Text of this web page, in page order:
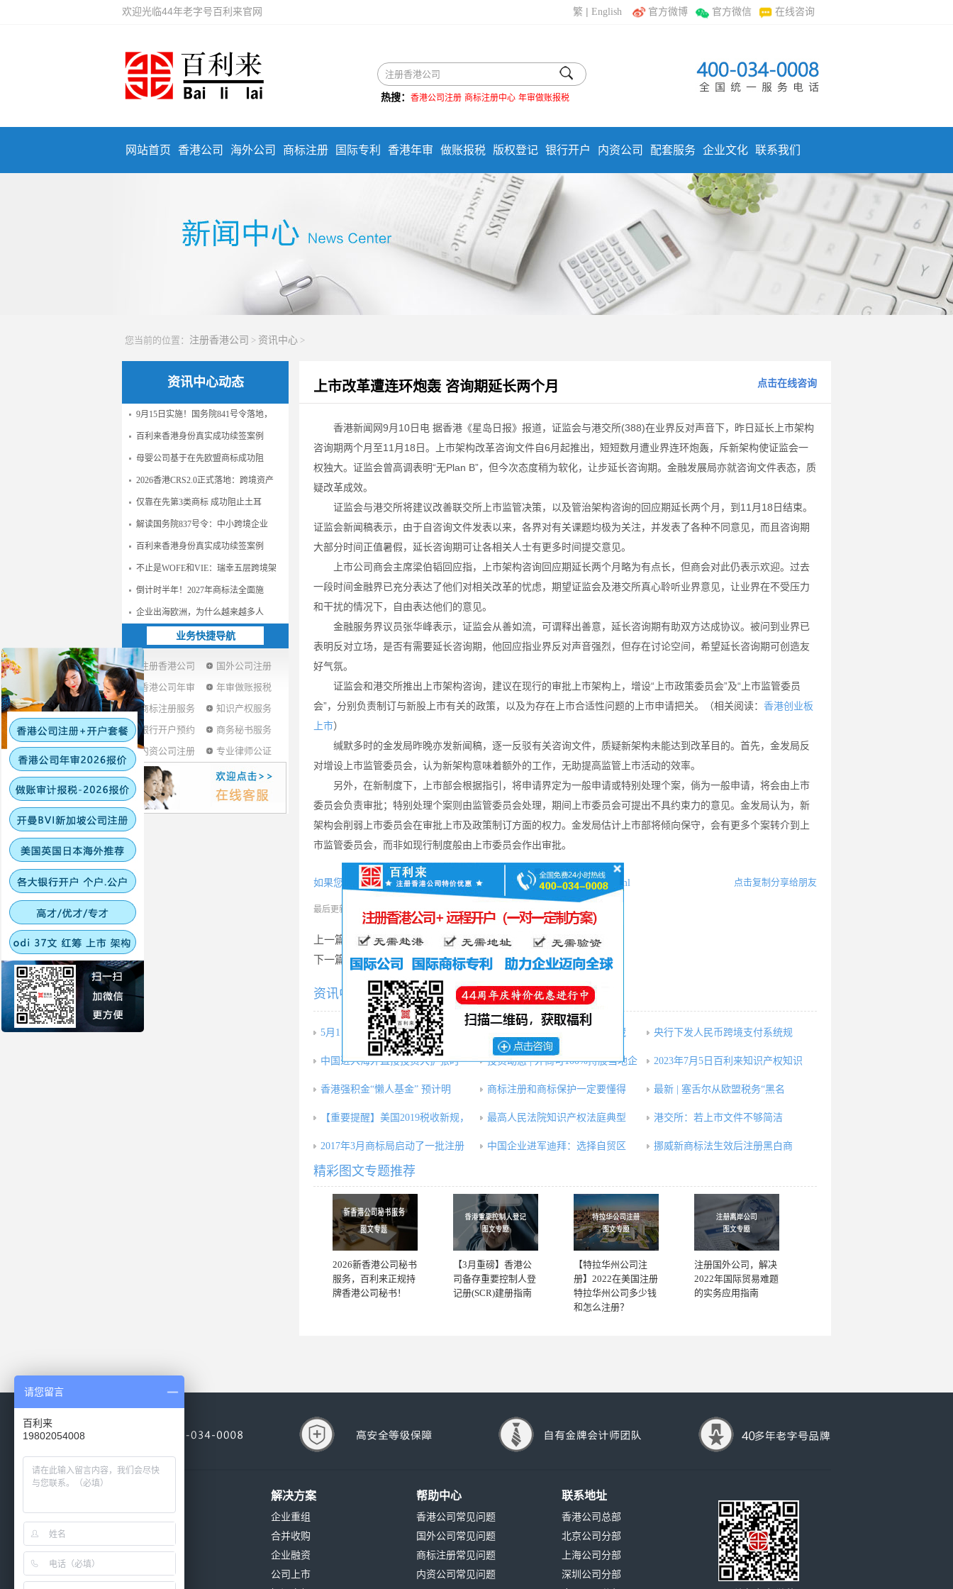
欢迎光临44年老字号百利来官网 繁 |English 官方微博 官方微信 在线咨询
热搜： 香港公司注册 商标注册中心 年审做账报税
网站首页 香港公司 海外公司 商标注册 国际专利 香港年审 做账报税 版权登记 银行开户 内资公司 配套服务 企业文化 联系我们
您当前的位置： 注册香港公司 > 资讯中心 >
资讯中心动态
9月15日实施！国务院841号令落地，
百利来香港身份真实成功续签案例
母婴公司基于在先欧盟商标成功阻
2026香港CRS2.0正式落地：跨境资产
仅靠在先第3类商标 成功阻止土耳
解读国务院837号令：中小跨境企业
百利来香港身份真实成功续签案例
不止是WOFE和VIE：瑞幸五层跨境架
倒计时半年！2027年商标法全面施
企业出海欧洲，为什么越来越多人
业务快捷导航
注册香港公司
国外公司注册
香港公司年审
年审做账报税
商标注册服务
知识产权服务
银行开户预约
商务秘书服务
内资公司注册
专业律师公证
上市改革遭连环炮轰 咨询期延长两个月 点击在线咨询
香港新闻网9月10日电 据香港《星岛日报》报道，证监会与港交所(388)在业界反对声音下，昨日延长上市架构
咨询期两个月至11月18日。上市架构改革咨询文件自6月起推出，短短数月遭业界连环炮轰，斥新架构使证监会一
权独大。证监会曾高调表明“无Plan B”，但今次态度稍为软化，让步延长咨询期。金融发展局亦就咨询文件表态，质
疑改革成效。
证监会与港交所将建议改善联交所上市监管决策，以及管治架构咨询的回应期延长两个月，到11月18日结束。
证监会新闻稿表示，由于自咨询文件发表以来，各界对有关课题均极为关注，并发表了各种不同意见，而且咨询期
大部分时间正值暑假，延长咨询期可让各相关人士有更多时间提交意见。
上市公司商会主席梁伯韬回应指，上市架构咨询回应期延长两个月略为有点长，但商会对此仍表示欢迎。过去
一段时间金融界已充分表达了他们对相关改革的忧虑，期望证监会及港交所真心聆听业界意见，让业界在不受压力
和干扰的情况下，自由表达他们的意见。
金融服务界议员张华峰表示，证监会从善如流，可谓释出善意，延长咨询期有助双方达成协议。被问到业界已
表明反对立场，是否有需要延长咨询期，他回应指业界反对声音强烈，但存在讨论空间，希望延长咨询期可创造友
好气氛。
证监会和港交所推出上市架构咨询，建议在现行的审批上市架构上，增设“上市政策委员会”及“上市监管委员
会”，分别负责制订与新股上市有关的政策，以及为存在上市合适性问题的上市申请把关。（相关阅读： 香港创业板
上市）
缄默多时的金发局昨晚亦发新闻稿，逐一反驳有关咨询文件，质疑新架构未能达到改革目的。首先，金发局反
对增设上市监管委员会，认为新架构意味着额外的工作，无助提高监管上市活动的效率。
另外，在新制度下，上市部会根据指引，将申请界定为一般申请或特别处理个案，倘为一般申请，将会由上市
委员会负责审批；特别处理个案则由监管委员会处理，期间上市委员会可提出不具约束力的意见。金发局认为，新
架构会削弱上市委员会在审批上市及政策制订方面的权力。金发局估计上市部将倾向保守，会有更多个案转介到上
市监管委员会，而非如现行制度般由上市委员会作出审批。
如果您喜欢本文可将网址：http://www.hkgcr.com/zixunzhongxin/1792.html 点击复制分享给朋友
最后更新时间: 2016-09-12阅读:189次分享本文
上一篇： 金管局：研引入中介平台 助企业香港银行开户
下一篇：苏锦梁：今届不推版权修订条例草案
资讯中心相关内容推荐：
5月1日后营改增文化事业建设费 掘金日本：机遇诱人，挑战暗藏 央行下发人民币跨境支付系统规
中国进入海外直接投资大扩张时 投资动态 | 外商可100%持股当地企 2023年7月5日百利来知识产权知识
香港强积金“懒人基金” 预计明 商标注册和商标保护一定要懂得 最新 | 塞舌尔从欧盟税务“黑名
【重要提醒】美国2019税收新规， 最高人民法院知识产权法庭典型 港交所：若上市文件不够简洁
2017年3月商标局启动了一批注册 中国企业进军迪拜：选择自贸区 挪威新商标法生效后注册黑白商
精彩图文专题推荐
2026新香港公司秘书
服务，百利来正规持
牌香港公司秘书！
【3月重磅】香港公
司备存重要控制人登
记册(SCR)建册指南
【特拉华州公司注
册】2022在美国注册
特拉华州公司多少钱
和怎么注册？
注册国外公司，解决
2022年国际贸易难题
的实务应用指南
公司资质
发展历程
解决方案
企业重组
合并收购
企业融资
公司上市
帮助中心
香港公司常见问题
国外公司常见问题
商标注册常见问题
内资公司常见问题
联系地址
香港公司总部
北京公司分部
上海公司分部
深圳公司分部
请您留言
百利来
19802054008